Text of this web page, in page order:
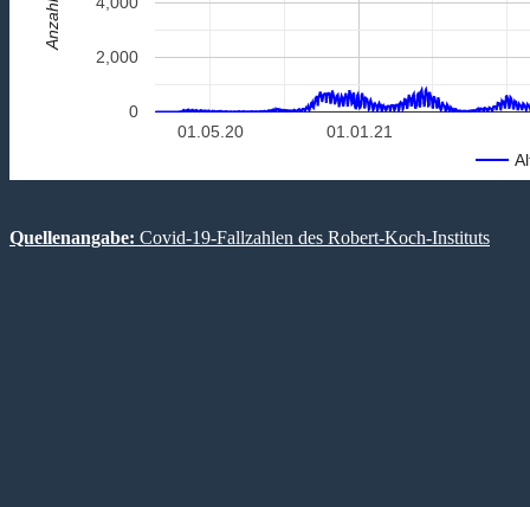
01.01.21
01.05.20
0
2,000
Quellenangabe: Covid-19-Fallzahlen des Robert-Koch-Instituts